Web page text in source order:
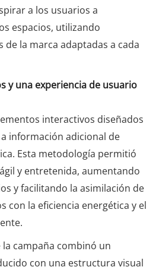
a los usuarios a
espacios, utilizando
la marca adaptadas a cada
y una experiencia de usuario
interactivos diseñados
información adicional de
Esta metodología permitió
y entretenida, aumentando
y facilitando la asimilación de
con la eficiencia energética y el
campaña combinó un
con una estructura visual